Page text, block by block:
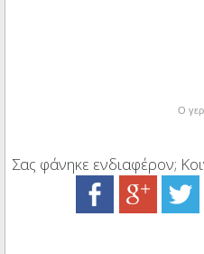
Ο
Σας φάνηκε ενδιαφέρον;